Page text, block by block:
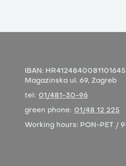
IBAN:
Magazinska ul. 69, Zagreb
tel: 01/481-30-96
green phone: 01/48 12 225
Working hours: PON-PET /